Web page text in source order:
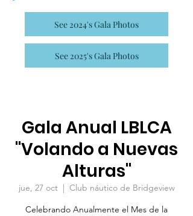
See 2025's Gala Photos
See 2024's Gala Photos
Gala Anual LBLCA
"Volando a Nuevas
Alturas"
jue, 27 oct
  |
Club náutico de Bridgeview
Celebrando Anualmente el Mes de la